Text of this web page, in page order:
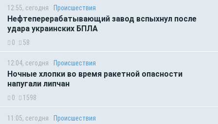
12:55, сегодня Происшествия
Нефтеперерабатывающий завод вспыхнул после
удара украинских БПЛА
0 58
12:04, сегодня Происшествия
Ночные хлопки во время ракетной опасности
напугали липчан
0 1598
11:05, сегодня Происшествия